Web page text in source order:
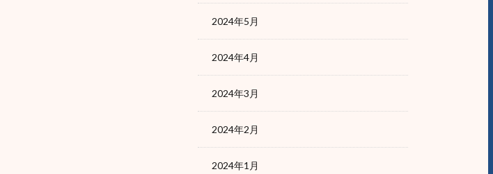
2024年5月
2024年4月
2024年3月
2024年2月
2024年1月